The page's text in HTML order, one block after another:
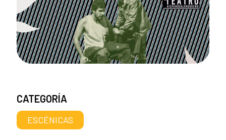
CATEGORÍA
ESCÉNICAS